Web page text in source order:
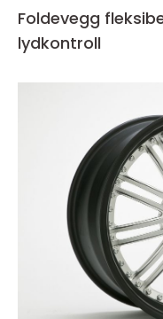
Foldevegg fleksibel romdeling med god
lydkontroll